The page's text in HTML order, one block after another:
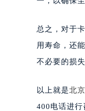
总之，对于
用寿命，还
不必要的损失
以上就是北
400电话进行